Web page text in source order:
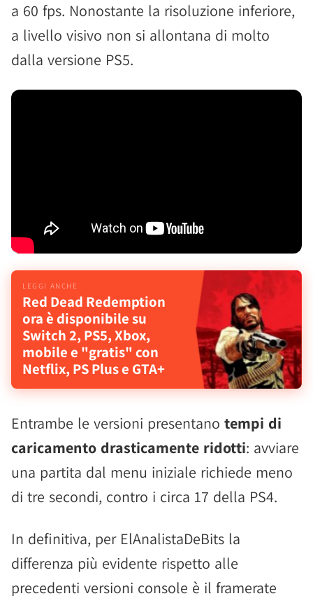
a 60 fps. Nonostante la risoluzione inferiore,
a livello visivo non si allontana di molto
dalla versione PS5.
Red Dead Redemption
ora è disponibile su
Switch 2, PS5, Xbox,
mobile e "gratis" con
Netflix, PS Plus e GTA+
Entrambe le versioni presentano tempi di
caricamento drasticamente ridotti: avviare
una partita dal menu iniziale richiede meno
di tre secondi, contro i circa 17 della PS4.
In definitiva, per ElAnalistaDeBits la
differenza più evidente rispetto alle
precedenti versioni console è il framerate